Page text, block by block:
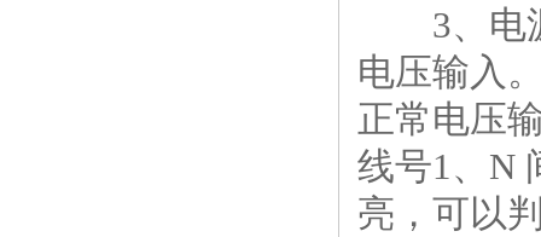
3、电源
电压输入
正常电压
线号1、N
亮，可以